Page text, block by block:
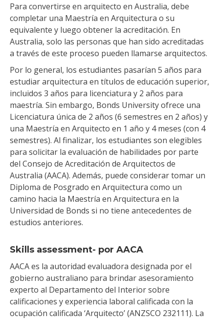
Para convertirse en arquitecto en Australia, debe
completar una Maestría en Arquitectura o su
equivalente y luego obtener la acreditación. En
Australia, solo las personas que han sido acreditadas
a través de este proceso pueden llamarse arquitectos.
Por lo general, los estudiantes pasarían 5 años para
estudiar arquitectura en títulos de educación superior,
incluidos 3 años para licenciatura y 2 años para
maestría. Sin embargo, Bonds University ofrece una
Licenciatura única de 2 años (6 semestres en 2 años) y
una Maestría en Arquitecto en 1 año y 4 meses (con 4
semestres). Al finalizar, los estudiantes son elegibles
para solicitar la evaluación de habilidades por parte
del Consejo de Acreditación de Arquitectos de
Australia (AACA). Además, puede considerar tomar un
Diploma de Posgrado en Arquitectura como un
camino hacia la Maestría en Arquitectura en la
Universidad de Bonds si no tiene antecedentes de
estudios anteriores.
Skills assessment- por AACA
AACA es la autoridad evaluadora designada por el
gobierno australiano para brindar asesoramiento
experto al Departamento del Interior sobre
calificaciones y experiencia laboral calificada con la
ocupación calificada ‘Arquitecto’ (ANZSCO 232111). La